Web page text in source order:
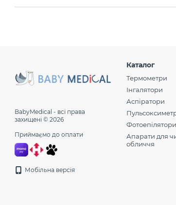
BabyMedical - всі права
захищені © 2026
Приймаємо до оплати
Мобільна версія
Каталог
Термометри
Інгалятори
Аспіратори
Фотоепілятори
Апарати для
обличчя